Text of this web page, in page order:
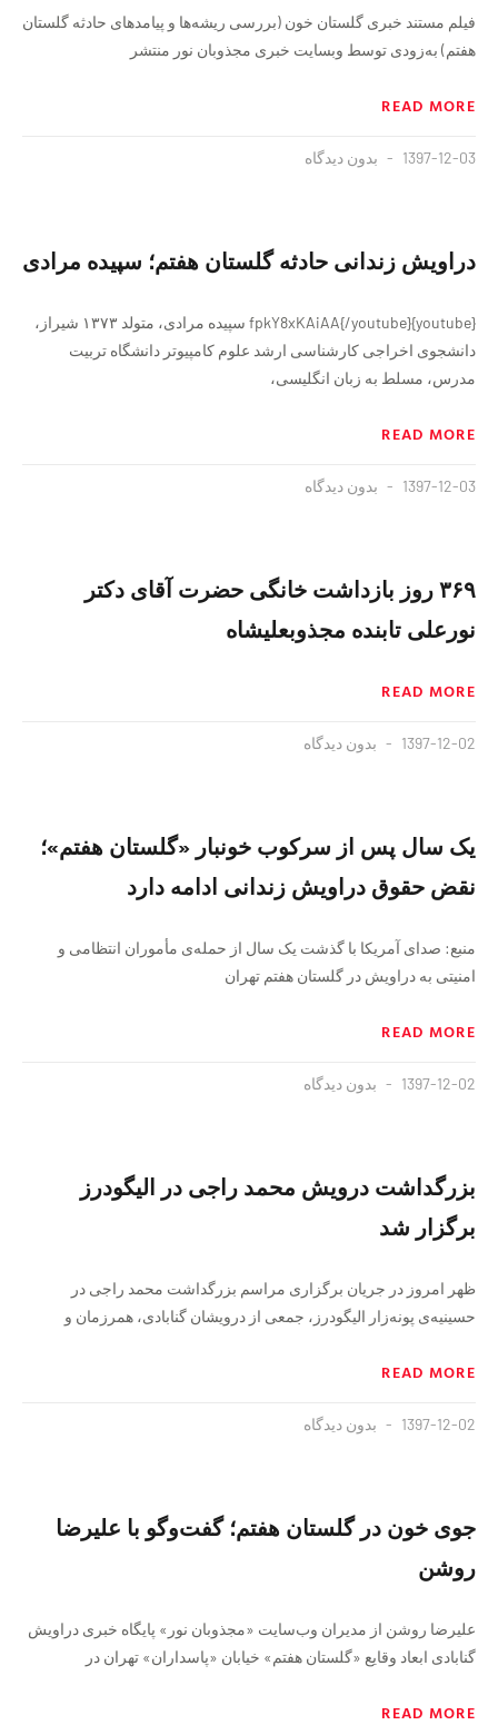
فیلم مستند خبری گلستان خون (بررسی ریشه‌ها و پیامدهای حادثه گلستان
هفتم) به‌زودی توسط وبسایت خبری مجذوبان نور منتشر
READ MORE
1397-12-03 بدون دیدگاه
دراویش زندانی حادثه گلستان هفتم؛ سپیده مرادی
{youtube}fpkY8xKAiAA{/youtube} سپیده مرادی، متولد ۱۳۷۳ شیراز،
دانشجوی اخراجی کارشناسی ارشد علوم کامپیوتر دانشگاه تربیت
مدرس، مسلط به زبان‌ انگلیسی،
READ MORE
1397-12-03 بدون دیدگاه
۳۶۹ روز بازداشت خانگی حضرت آقای دکتر
نورعلی تابنده مجذوبعلیشاه
READ MORE
1397-12-02 بدون دیدگاه
یک سال پس از سرکوب خونبار «گلستان هفتم»؛
نقض حقوق دراویش زندانی ادامه دارد
منبع: صدای آمریکا با گذشت یک سال از حمله‌ی مأموران انتظامی و
امنیتی به دراویش در گلستان هفتم تهران
READ MORE
1397-12-02 بدون دیدگاه
بزرگداشت درویش محمد راجی در الیگودرز
برگزار شد
ظهر امروز در جریان برگزاری مراسم بزرگداشت محمد راجی در
حسینیه‌ی پونه‌زار الیگودرز، جمعی از درویشان گنابادی، همرزمان و
READ MORE
1397-12-02 بدون دیدگاه
جوی خون در گلستان هفتم؛ گفت‌وگو با علیرضا
روشن
علی‏رضا روشن از مدیران وب‌سایت «مجذوبان نور» پایگاه خبری دراویش
گنابادی ابعاد وقایع «گلستان هفتم» خیابان «پاسداران» تهران در
READ MORE